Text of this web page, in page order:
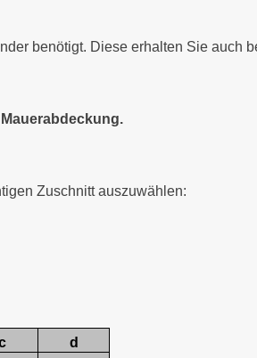
benötigt. Diese erhalten Sie auch
Zuschnitt auszuwählen:
d